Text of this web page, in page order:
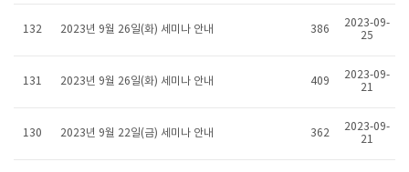
132 2023년 9월 26일(화) 세미나 안내 386
2023-09-
25
131 2023년 9월 26일(화) 세미나 안내 409
2023-09-
21
130 2023년 9월 22일(금) 세미나 안내 362
2023-09-
21